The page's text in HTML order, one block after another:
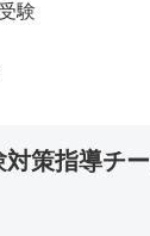
験
対策指導チ